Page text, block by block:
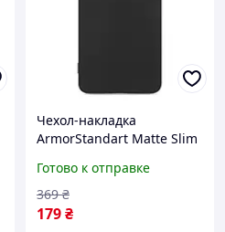
Чехол-накладка
ArmorStandart Matte Slim
OnePlus 13R/OnePlus Ace
5/OnePlus Ace 5 Pro Black
(ARM83509)
Готово к отправке
179₴
369 ₴